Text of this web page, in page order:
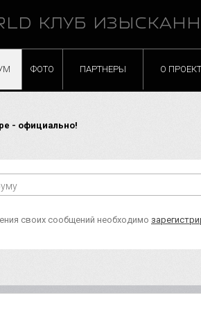
КЛУБ
ФОТО ПАРТНЕРЫ О
- официально!
своих сообщений необходимо